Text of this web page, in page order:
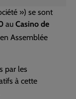
») se sont
au Casino de
en Assemblée
par les
à cette